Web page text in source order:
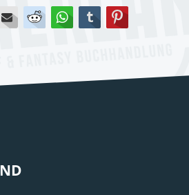
E-mail Reddit WhatsApp
tumblr